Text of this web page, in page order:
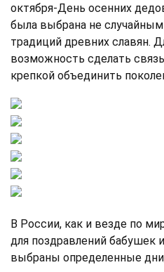
октября-День осенних
была выбрана не
традиций древних славян.
возможность сделать
крепкой объединить
В России, как и везде по
для поздравлений бабушек
выбраны определенные